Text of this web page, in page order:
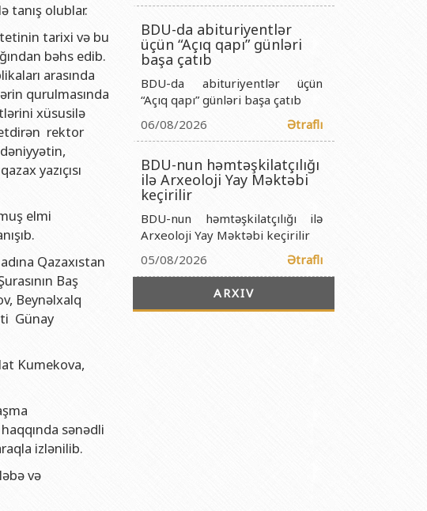
Fizika İnstitutu Publik Hüquqi Şəxsi
Riyaziyyat İnstitutu Publik Hüquqi Şəxsi
Kimya İnstitutu Publik Hüquqi Şəxsi
Molekulyar Biologiya İnstitutu Publik Hüquqi Şəxsi
tanış olublar.
tarixi və bu
bəhs edib.
arasında
qurulmasında
xüsusilə
etdirən rektor
yazıçısı
elmi
Qazaxıstan
Baş
Beynəlxalq
Günay
Kumekova,
sənədli
izlənilib.
və
BDU-da abituriyentlər
üçün “Açıq qapı” günləri
başa çatıb
BDU-da abituriyentlər üçün
“Açıq qapı” günləri başa çatıb
06/08/2026
Ətraflı
BDU-nun həmtəşkilatçılığı
ilə Arxeoloji Yay Məktəbi
keçirilir
BDU-nun həmtəşkilatçılığı ilə
Arxeoloji Yay Məktəbi keçirilir
05/08/2026
Ətraflı
ARXIV